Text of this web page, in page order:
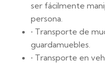
ser fácilmente
persona.
• Transporte de
guardamuebles.
• Transporte en